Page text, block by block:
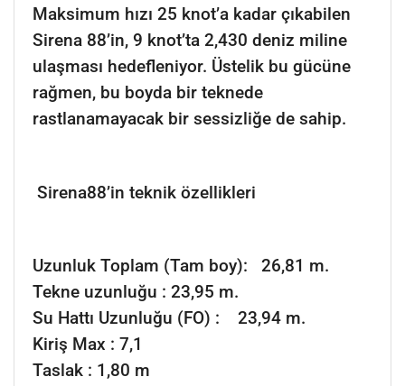
Maksimum hızı 25 knot’a kadar çıkabilen
Sirena 88’in, 9 knot’ta 2,430 deniz miline
ulaşması hedefleniyor. Üstelik bu gücüne
rağmen, bu boyda bir teknede
rastlanamayacak bir sessizliğe de sahip.
Sirena88’in teknik özellikleri
Uzunluk Toplam (Tam boy): 26,81 m.
Tekne uzunluğu : 23,95 m.
Su Hattı Uzunluğu (FO) : 23,94 m.
Kiriş Max : 7,1
Taslak : 1,80 m